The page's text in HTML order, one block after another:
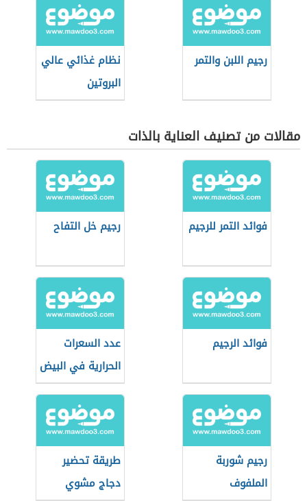
رجيم اللبن والتمر
نظام غذائي عالي
البروتين
مقالات من تصنيف العناية بالذات
فوائد التمر للرجيم رجيم خل التفاح
فوائد الرجيم
عدد السعرات
الحرارية في البيض
المسلوق
رجيم شوربة
الملفوف
طريقة تحضير
دجاج مشوي